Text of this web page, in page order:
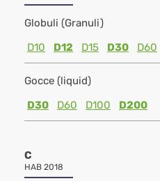
Globuli (Granuli)
D10
D12 D15 D30 D60
Gocce (liquid)
D30
D60 D100 D200
C
HAB 2018